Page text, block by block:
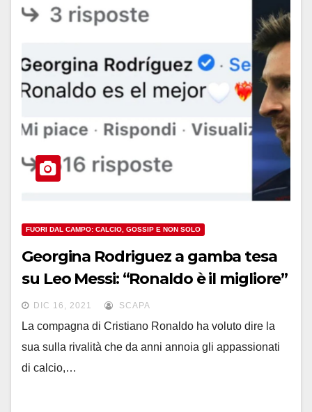
FUORI DAL CAMPO: CALCIO, GOSSIP E NON SOLO
Georgina Rodriguez a gamba tesa
su Leo Messi: “Ronaldo è il migliore”
DIC 16, 2021 SCAPA
La compagna di Cristiano Ronaldo ha voluto dire la
sua sulla rivalità che da anni annoia gli appassionati
di calcio,…